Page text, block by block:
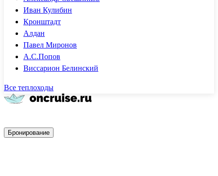
Иван Кулибин
Кронштадт
Алдан
Павел Миронов
А.С.Попов
Виссарион Белинский
Все теплоходы
Бронирование